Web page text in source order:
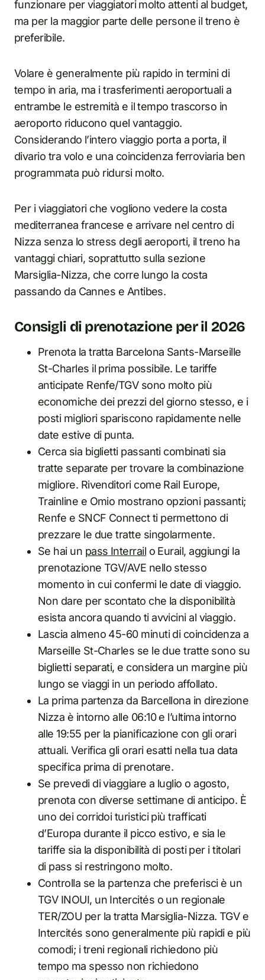
funzionare per viaggiatori molto attenti al budget,
ma per la maggior parte delle persone il treno è
preferibile.
Volare è generalmente più rapido in termini di
tempo in aria, ma i trasferimenti aeroportuali a
entrambe le estremità e il tempo trascorso in
aeroporto riducono quel vantaggio.
Considerando l’intero viaggio porta a porta, il
divario tra volo e una coincidenza ferroviaria ben
programmata può ridursi molto.
Per i viaggiatori che vogliono vedere la costa
mediterranea francese e arrivare nel centro di
Nizza senza lo stress degli aeroporti, il treno ha
vantaggi chiari, soprattutto sulla sezione
Marsiglia-Nizza, che corre lungo la costa
passando da Cannes e Antibes.
Consigli di prenotazione per il 2026
Prenota la tratta Barcelona Sants-Marseille
St-Charles il prima possibile. Le tariffe
anticipate Renfe/TGV sono molto più
economiche dei prezzi del giorno stesso, e i
posti migliori spariscono rapidamente nelle
date estive di punta.
Cerca sia biglietti passanti combinati sia
tratte separate per trovare la combinazione
migliore. Rivenditori come Rail Europe,
Trainline e Omio mostrano opzioni passanti;
Renfe e SNCF Connect ti permettono di
prezzare le due tratte singolarmente.
Se hai un pass Interrail o Eurail, aggiungi la
prenotazione TGV/AVE nello stesso
momento in cui confermi le date di viaggio.
Non dare per scontato che la disponibilità
esista ancora quando ti avvicini al viaggio.
Lascia almeno 45-60 minuti di coincidenza a
Marseille St-Charles se le due tratte sono su
biglietti separati, e considera un margine più
lungo se viaggi in un periodo affollato.
La prima partenza da Barcellona in direzione
Nizza è intorno alle 06:10 e l’ultima intorno
alle 19:55 per la pianificazione con gli orari
attuali. Verifica gli orari esatti nella tua data
specifica prima di prenotare.
Se prevedi di viaggiare a luglio o agosto,
prenota con diverse settimane di anticipo. È
uno dei corridoi turistici più trafficati
d’Europa durante il picco estivo, e sia le
tariffe sia la disponibilità di posti per i titolari
di pass si restringono molto.
Controlla se la partenza che preferisci è un
TGV INOUI, un Intercités o un regionale
TER/ZOU per la tratta Marsiglia-Nizza. TGV e
Intercités sono generalmente più rapidi e più
comodi; i treni regionali richiedono più
tempo ma spesso non richiedono